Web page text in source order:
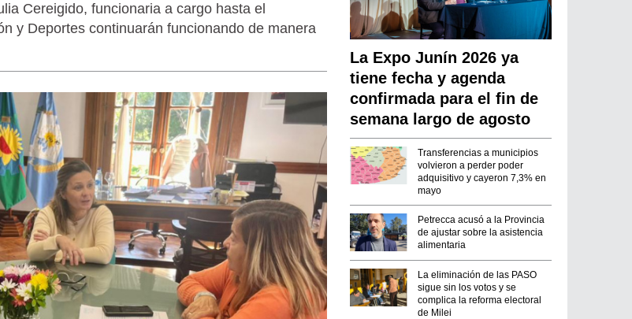
Cereigido, funcionaria a cargo hasta el
y Deportes continuarán funcionando de manera
La Expo Junín 2026 ya
tiene fecha y agenda
confirmada para el fin de
semana largo de agosto
Transferencias a municipios
volvieron a perder poder
adquisitivo y cayeron 7,3% en
mayo
Petrecca acusó a la Provincia
de ajustar sobre la asistencia
alimentaria
La eliminación de las PASO
sigue sin los votos y se
complica la reforma electoral
de Milei